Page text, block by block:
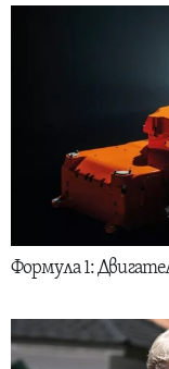
Формула 1: